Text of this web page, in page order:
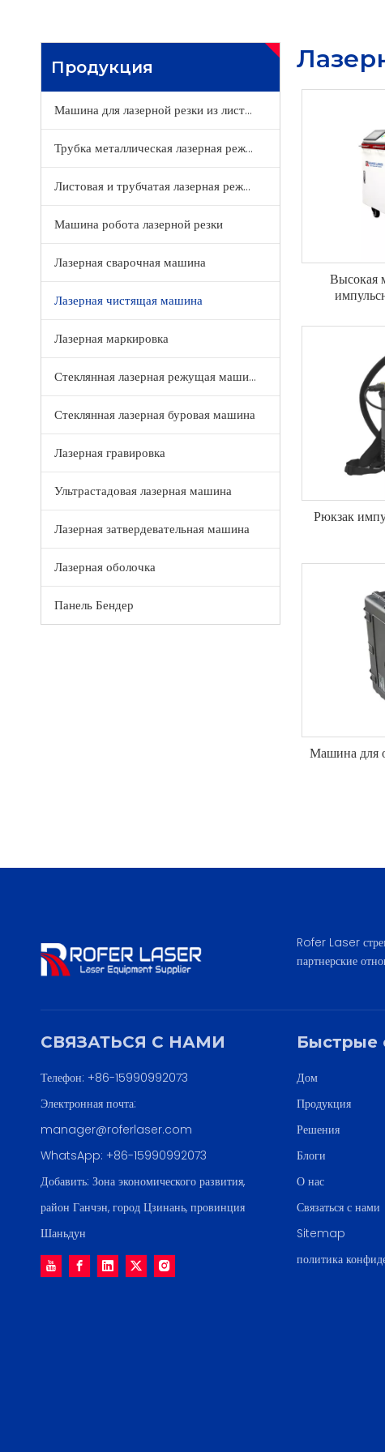
Продукция
Машина для лазерной резки из листового металла
Трубка металлическая лазерная режущая машина
Листовая и трубчатая лазерная режущая машина
Машина робота лазерной резки
Лазерная сварочная машина
Лазерная чистящая машина
Лазерная маркировка
Стеклянная лазерная режущая машина
Стеклянная лазерная буровая машина
Лазерная гравировка
Ультрастадовая лазерная машина
Лазерная затвердевательная машина
Лазерная оболочка
Панель Бендер
Высокая
Рюкзак
Машина для
Rofer Laser
партнерские
СВЯЗАТЬСЯ С НАМИ
Телефон: +86-15990992073
Электронная почта:
manager@roferlaser.com
WhatsApp: +86-15990992073
Добавить: Зона экономического развития,
район Ганчэн, город Цзинань, провинция
Шаньдун
Быстрые
Дом
Продукция
Решения
Блоги
О нас
Связаться с нами
Sitemap
политика